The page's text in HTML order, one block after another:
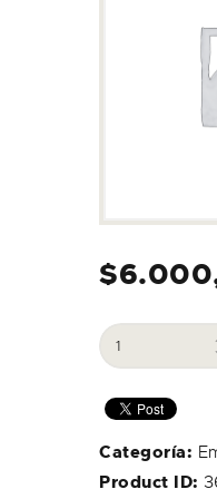
$
Conexión
Empresas
MB
Mensual
Categoría:
Product ID: